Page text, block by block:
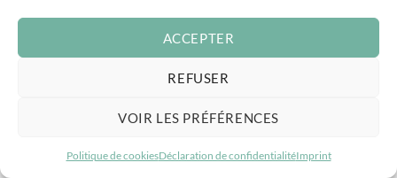
ACCEPTER
REFUSER
VOIR LES PRÉFÉRENCES
Politique de cookiesDéclaration de confidentialitéImprint